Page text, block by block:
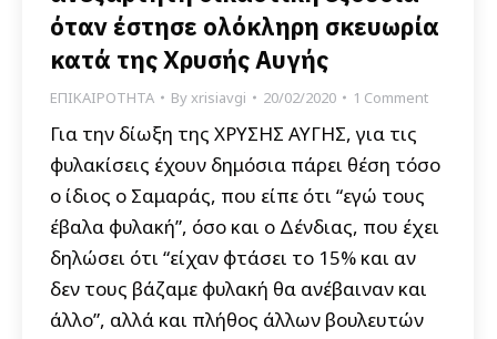
όταν έστησε ολόκληρη σκευωρία
κατά της Χρυσής Αυγής
ΕΠΙΚΑΙΡΟΤΗΤΑ Byxrisiavgi 20/02/2020 1 Comment
Για την δίωξη της ΧΡΥΣΗΣ ΑΥΓΗΣ, για τις
φυλακίσεις έχουν δημόσια πάρει θέση τόσο
ο ίδιος ο Σαμαράς, που είπε ότι “εγώ τους
έβαλα φυλακή”, όσο και ο Δένδιας, που έχει
δηλώσει ότι “είχαν φτάσει το 15% και αν
δεν τους βάζαμε φυλακή θα ανέβαιναν και
άλλο”, αλλά και πλήθος άλλων βουλευτών